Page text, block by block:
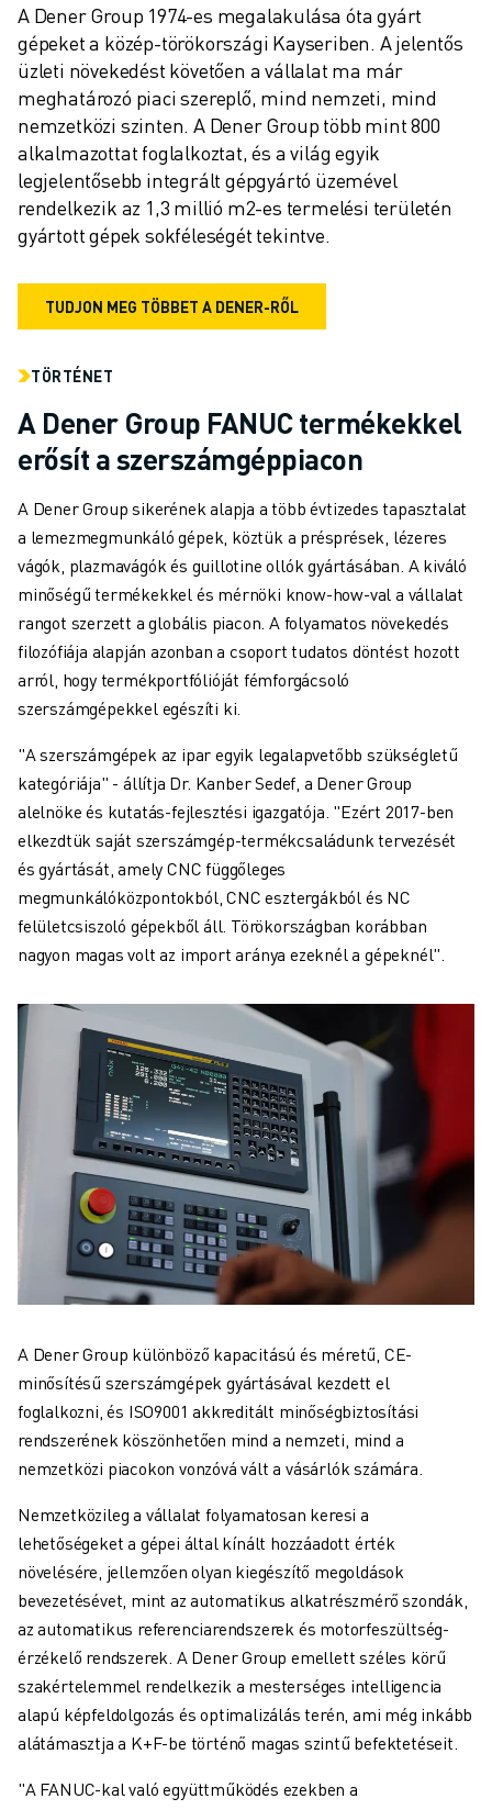
A Dener Group 1974-es megalakulása óta gyárt
gépeket a közép-törökországi Kayseriben. A jelentős
üzleti növekedést követően a vállalat ma már
meghatározó piaci szereplő, mind nemzeti, mind
nemzetközi szinten. A Dener Group több mint 800
alkalmazottat foglalkoztat, és a világ egyik
legjelentősebb integrált gépgyártó üzemével
rendelkezik az 1,3 millió m2-es termelési területén
gyártott gépek sokféleségét tekintve.
TUDJON MEG TÖBBET A DENER-RŐL
TÖRTÉNET
A Dener Group FANUC termékekkel
erősít a szerszámgéppiacon
A Dener Group sikerének alapja a több évtizedes tapasztalat
a lemezmegmunkáló gépek, köztük a présprések, lézeres
vágók, plazmavágók és guillotine ollók gyártásában. A kiváló
minőségű termékekkel és mérnöki know-how-val a vállalat
rangot szerzett a globális piacon. A folyamatos növekedés
filozófiája alapján azonban a csoport tudatos döntést hozott
arról, hogy termékportfólióját fémforgácsoló
szerszámgépekkel egészíti ki.
"A szerszámgépek az ipar egyik legalapvetőbb szükségletű
kategóriája" - állítja Dr. Kanber Sedef, a Dener Group
alelnöke és kutatás-fejlesztési igazgatója. "Ezért 2017-ben
elkezdtük saját szerszámgép-termékcsaládunk tervezését
és gyártását, amely CNC függőleges
megmunkálóközpontokból, CNC esztergákból és NC
felületcsiszoló gépekből áll. Törökországban korábban
nagyon magas volt az import aránya ezeknél a gépeknél".
A Dener Group különböző kapacitású és méretű, CE-
minősítésű szerszámgépek gyártásával kezdett el
foglalkozni, és ISO9001 akkreditált minőségbiztosítási
rendszerének köszönhetően mind a nemzeti, mind a
nemzetközi piacokon vonzóvá vált a vásárlók számára.
Nemzetközileg a vállalat folyamatosan keresi a
lehetőségeket a gépei által kínált hozzáadott érték
növelésére, jellemzően olyan kiegészítő megoldások
bevezetésévet, mint az automatikus alkatrészmérő szondák,
az automatikus referenciarendszerek és motorfeszültség-
érzékelő rendszerek. A Dener Group emellett széles körű
szakértelemmel rendelkezik a mesterséges intelligencia
alapú képfeldolgozás és optimalizálás terén, ami még inkább
alátámasztja a K+F-be történő magas szintű befektetéseit.
"A FANUC-kal való együttműködés ezekben a